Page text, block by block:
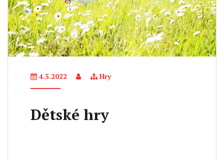
4.5.2022 Hry
Dětské hry